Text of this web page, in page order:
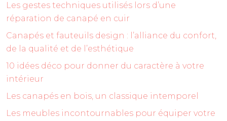
Les gestes techniques utilisés lors d’une
réparation de canapé en cuir
Canapés et fauteuils design : l’alliance du confort,
de la qualité et de l’esthétique
10 idées déco pour donner du caractère à votre
intérieur
Les canapés en bois, un classique intemporel
Les meubles incontournables pour équiper votre